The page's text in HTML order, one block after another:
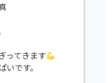
ってきます
です。